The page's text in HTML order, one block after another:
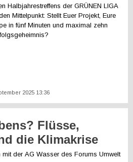
Halbjahrestreffens der GRÜNEN LIGA
Mittelpunkt: Stellt Euer Projekt, Eure
in fünf Minuten und maximal zehn
2025 13:36
Flüsse,
die Klimakrise
mit der AG Wasser des Forums Umwelt